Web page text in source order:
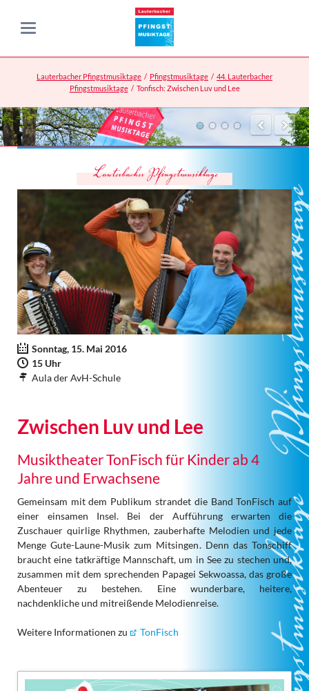
Lauterbacher Pfingstmusiktage Pfingstmusiktage
44. Lauterbacher
Pfingstmusiktage
Tonfisch: Zwischen Luv und Lee
Sonntag, 15. Mai 2016
15 Uhr
Aula der AvH-Schule
Zwischen Luv und Lee
Musiktheater TonFisch für Kinder ab 4
Jahre und Erwachsene
Gemeinsam mit dem Publikum strandet die Band TonFisch auf
einer einsamen Insel. Bei der Aufführung erwarten die
Zuschauer quirlige Rhythmen, zauberhafte Melodien und jede
Menge Gute-Laune-Musik zum Mitsingen. Denn das Tonschiff
braucht eine tatkräftige Mannschaft, um in See zu stechen und,
zusammen mit dem sprechenden Papagei Sekwoassa, das große
Abenteuer zu bestehen. Eine wunderbare, heitere,
nachdenkliche und mitreißende Melodienreise.
Weitere Informationen zu TonFisch